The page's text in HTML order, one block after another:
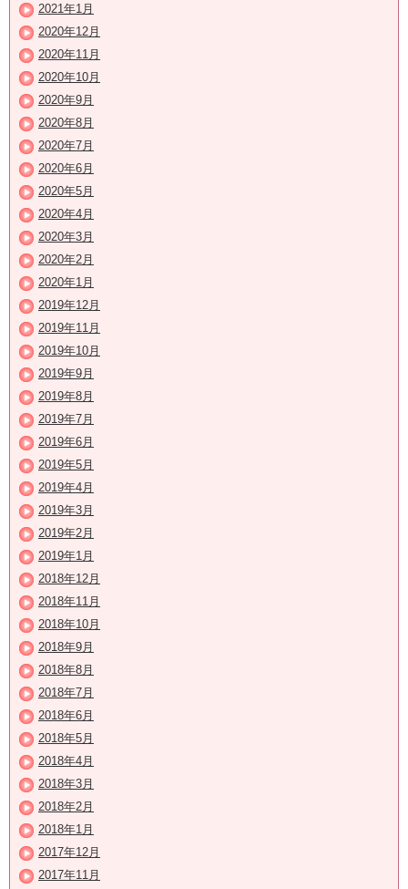
2021年1月
2020年12月
2020年11月
2020年10月
2020年9月
2020年8月
2020年7月
2020年6月
2020年5月
2020年4月
2020年3月
2020年2月
2020年1月
2019年12月
2019年11月
2019年10月
2019年9月
2019年8月
2019年7月
2019年6月
2019年5月
2019年4月
2019年3月
2019年2月
2019年1月
2018年12月
2018年11月
2018年10月
2018年9月
2018年8月
2018年7月
2018年6月
2018年5月
2018年4月
2018年3月
2018年2月
2018年1月
2017年12月
2017年11月